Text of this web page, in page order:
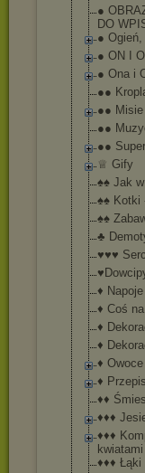
●
DO
●
● ON I
● Ona i
●●
●● Misie
●●
●●
♕ Gify
♠♠ Jak
♠♠ Kotki
♠♠
♣
♥♥♥
♦ Napoje
♦ Coś
♦
♦
♦
♦
♦♦
♦♦♦
♦♦♦
kwiatami
♦♦♦ Łąki